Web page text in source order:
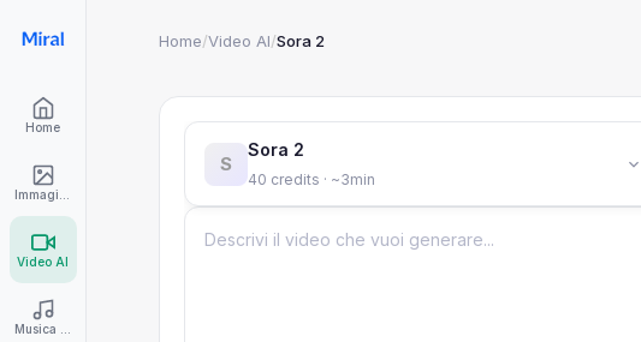
Home
Video AI
Home/Video AI/Sora 2
S
Sora 2
40 credits · ~3min